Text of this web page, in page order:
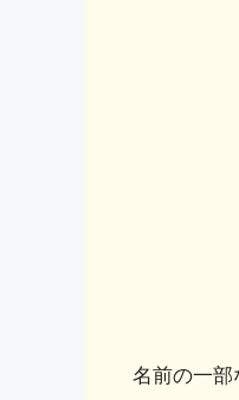
名前の一部